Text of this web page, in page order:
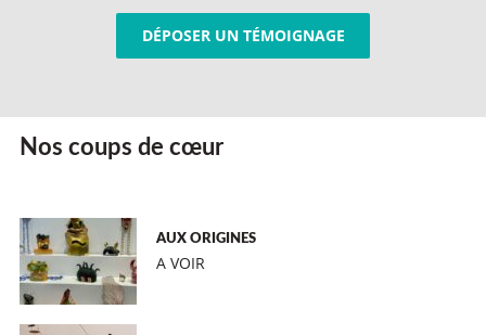
DÉPOSER UN TÉMOIGNAGE
Nos coups de cœur
AUX ORIGINES
A VOIR